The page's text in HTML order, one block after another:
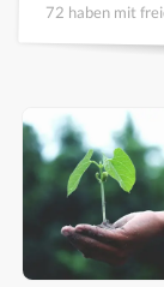
72 haben mit